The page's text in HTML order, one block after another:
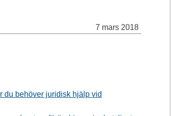
7 mars 2018
du behöver juridisk hjälp vid